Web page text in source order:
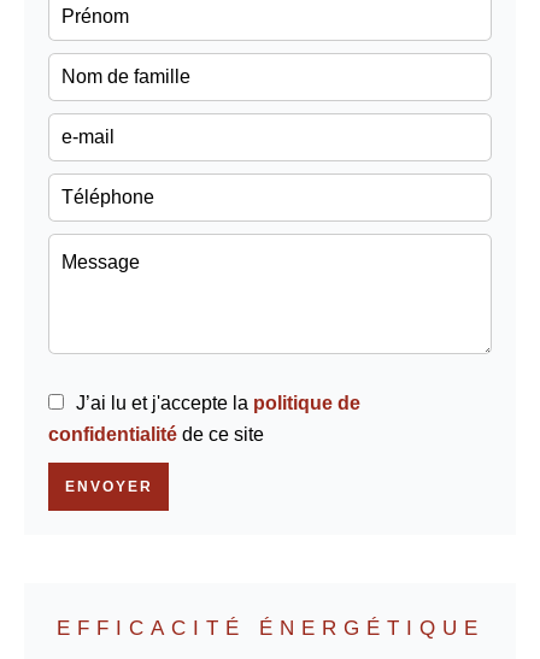
J’ai lu et j'accepte la politique de
confidentialité de ce site
ENVOYER
EFFICACITÉ ÉNERGÉTIQUE